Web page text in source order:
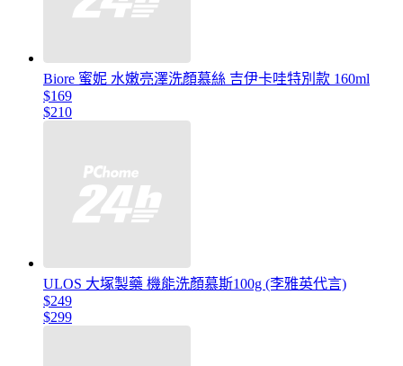
Biore 蜜妮 水嫩亮澤洗顏慕絲 吉伊卡哇特別款 160ml
$169
$210
ULOS 大塚製藥 機能洗顏慕斯100g (李雅英代言)
$249
$299